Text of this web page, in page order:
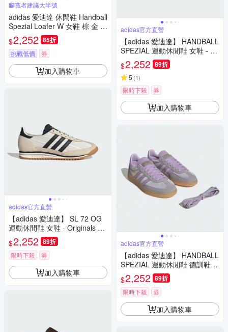
腳寬者建議大半號
adidas 愛迪達 休閒鞋 Handball
Spezial Loafer W 女鞋 棕 金 麂
皮 樂福鞋 KJ2533
$2,252 85折
挑戰低價 券
加入購物車
adidas官方直營
【adidas 愛迪達】 SL 72 OG
運動休閒鞋 女鞋 - Originals KJ
6147
$2,252 89折
限時下殺 券
加入購物車
adidas官方直營
【adidas 愛迪達】 HANDBALL
SPEZIAL 運動休閒鞋 女鞋 - Or
iginals JR3617
$2,252 89折
5 (1)
限時下殺 券
加入購物車
adidas官方直營
【adidas 愛迪達】 HANDBALL
SPEZIAL 運動休閒鞋 德訓鞋
女鞋 Originals JR3646
$2,252 89折
限時下殺 券
加入購物車